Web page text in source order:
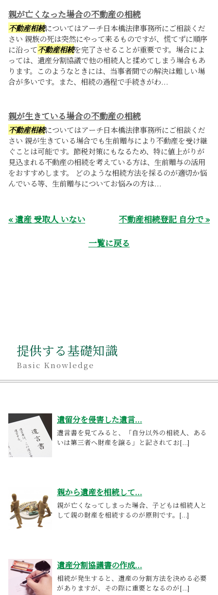
親が亡くなった場合の不動産の相続
不動産相続についてはアーチ日本橋法律事務所にご相談くだ
さい 親族の死は突然にやって来るものですが、慌てずに順序
に沿って不動産相続を完了させることが重要です。場合によ
っては、遺産分割協議で他の相続人と揉めてしまう場合もあ
ります。このようなときには、当事者間での解決は難しい場
合が多いです。また、相続の過程で手続きがわ...
親が生きている場合の不動産の相続
不動産相続についてはアーチ日本橋法律事務所にご相談くだ
さい 親が生きている場合でも生前贈与により不動産を受け継
ぐことは可能です。節税対策にもなるため、特に値上がりが
見込まれる不動産の相続を考えている方は、生前贈与の活用
をおすすめします。 どのような相続方法を採るのが適切か悩
んでいる等、生前贈与についてお悩みの方は...
« 遺産 受取人 いない
不動産相続登記 自分で »
一覧に戻る
提供する基礎知識
Basic Knowledge
遺留分を侵害した遺言...
遺言書を見てみると、「自分以外の相続人、ある
いは第三者へ財産を譲る」と記されてお[...]
親から遺産を相続して...
親が亡くなってしまった場合、子どもは相続人と
して親の財産を相続するのが原則です。[...]
遺産分割協議書の作成...
相続が発生すると、遺産の分割方法を決める必要
がありますが、その際に重要となるのが[...]